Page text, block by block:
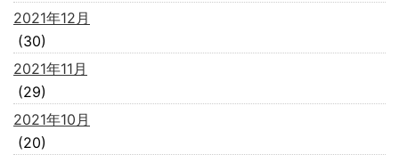
2021年12月
(30)
2021年11月
(29)
2021年10月
(20)